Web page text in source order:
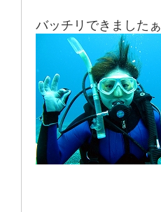
バッチリできましたぁ